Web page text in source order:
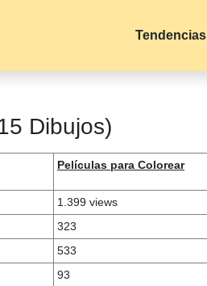
Tendencias
Dibujos)
Películas para Colorear
1.399 views
323
533
93